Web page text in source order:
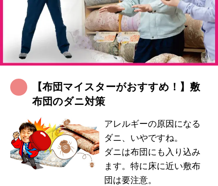
【布団マイスターがおすすめ！】敷
布団のダニ対策
アレルギーの原因になる
ダニ、いやですね。
ダニは布団にも入り込み
ます。特に床に近い敷布
団は要注意。